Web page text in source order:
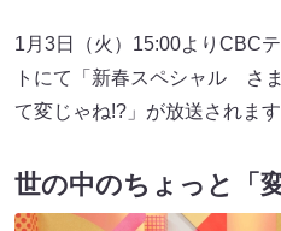
1月3日（火）15:00よりCBC
トにて「新春スペシャル さ
て変じゃね!?」が放送されます
世の中のちょっと「